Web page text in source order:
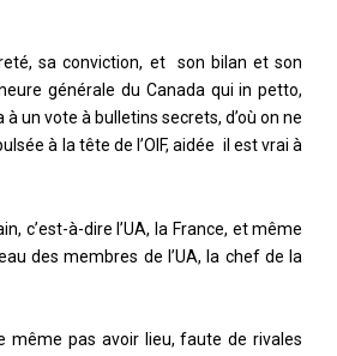
sa conviction, et son bilan et son
générale du Canada qui in petto,
un vote à bulletins secrets, d’où on ne
à la tête de l’OIF, aidée il est vrai à
c’est-à-dire l’UA, la France, et même
des membres de l’UA, la chef de la
même pas avoir lieu, faute de rivales